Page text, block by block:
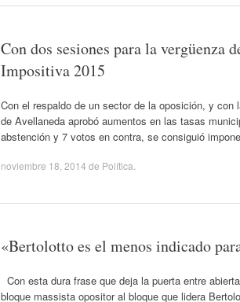
Con dos sesiones para la vergüenza
Impositiva 2015
Con el respaldo de un sector de la oposición, y
de Avellaneda aprobó aumentos en las tasas
abstención y 7 votos en contra, se consiguió
noviembre 18, 2014 de Política
«Bertolotto es el menos indicado
Con esta dura frase que deja la puerta entre
bloque massista opositor al bloque que lidera